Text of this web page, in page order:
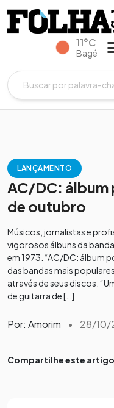
11°C
Bagé
LANÇAMENTO
AC/DC: álbum
de outubro
Músicos, jornalistas e
vigorosos álbuns da
em 1973. “AC/DC: álbum
das bandas mais
através de seus discos.
de guitarra de […]
Por: Amorim • 28/10/
Compartilhe este artigo